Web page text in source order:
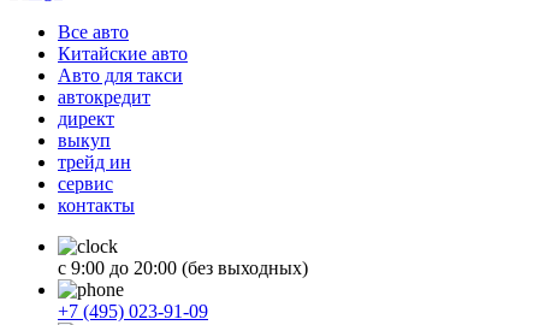
Все авто
Китайские авто
Авто для такси
автокредит
директ
выкуп
трейд ин
сервис
контакты
с 9:00 до 20:00 (без выходных)
+7 (495) 023-91-09